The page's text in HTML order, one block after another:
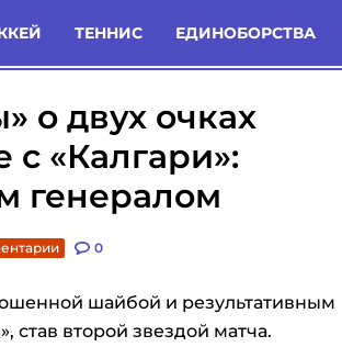
ТЕННИС ЕДИНОБОРСТВА
Комменты Новости
о двух очках
с «Калгари»:
генералом
0
шайбой и результативным
став второй звездой матча.